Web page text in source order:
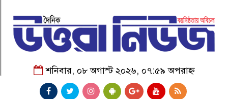
শনিবার, ০৮ অগাস্ট ২০২৬, ০৭:৫৯ অপরাহ্ন